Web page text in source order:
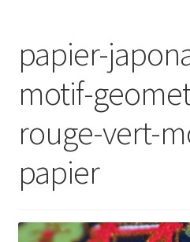
papier-
motif-
rouge-vert-
papier